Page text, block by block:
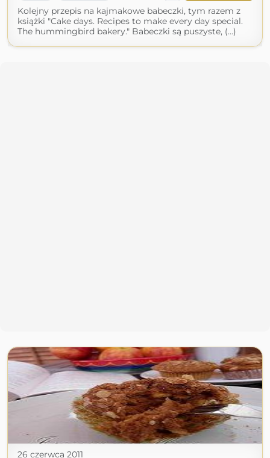
Kolejny przepis na kajmakowe babeczki, tym razem z
książki "Cake days. Recipes to make every day special.
The hummingbird bakery." Babeczki są puszyste, (...)
26 czerwca 2011